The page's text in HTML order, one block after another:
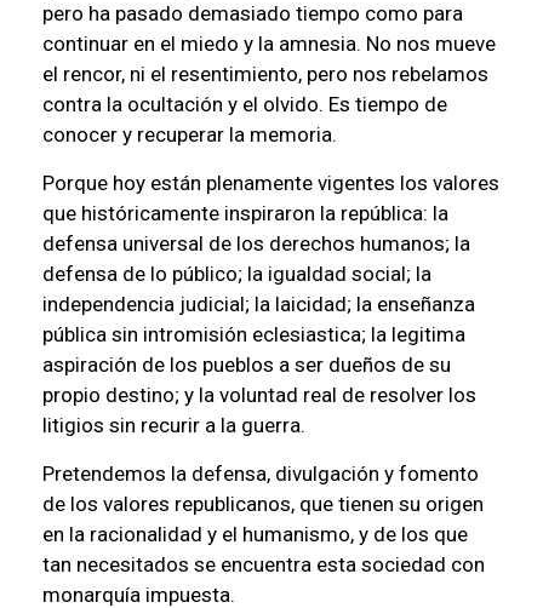
pero ha pasado demasiado tiempo como para
continuar en el miedo y la amnesia. No nos mueve
el rencor, ni el resentimiento, pero nos rebelamos
contra la ocultación y el olvido. Es tiempo de
conocer y recuperar la memoria.
Porque hoy están plenamente vigentes los valores
que históricamente inspiraron la república: la
defensa universal de los derechos humanos; la
defensa de lo público; la igualdad social; la
independencia judicial; la laicidad; la enseñanza
pública sin intromisión eclesiastica; la legitima
aspiración de los pueblos a ser dueños de su
propio destino; y la voluntad real de resolver los
litigios sin recurir a la guerra.
Pretendemos la defensa, divulgación y fomento
de los valores republicanos, que tienen su origen
en la racionalidad y el humanismo, y de los que
tan necesitados se encuentra esta sociedad con
monarquía impuesta.